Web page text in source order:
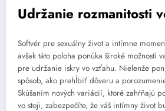
Udržanie rozmanitosti
Softvér pre sexuálny život a intímne
avšak táto poloha ponúka široké možnosti
pre udržanie iskry vo vzťahu. Nielenže
spôsob, ako prehĺbiť dôveru a
Skúšaním nových variácií, ktoré zahŕňajú
vo stoji, zabezpečíte, že váš intímny život